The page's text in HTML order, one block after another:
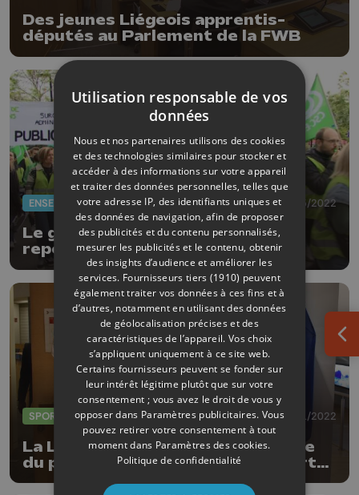
Des jeunes Liégeois apprentis-
députés au Parlement de la FWB
ENSEIGNEMENT 06/05/2022
Le gouvernement propose de
reporter d'un an la nouvelle
procédure d'évaluation des profs
SPORTS 27/01/2022
La Liégeoise Flore Hastir, lauréate
du prix pour la promotion du Sport
féminin
Utilisation responsable de vos
données
Nous et nos partenaires utilisons des cookies
et des technologies similaires pour stocker et
accéder à des informations sur votre appareil
et traiter des données personnelles, telles que
votre adresse IP, des identifiants uniques et
des données de navigation, afin de proposer
des publicités et du contenu personnalisés,
mesurer les publicités et le contenu, obtenir
des insights d’audience et améliorer les
services. Fournisseurs tiers (1910) peuvent
également traiter vos données à ces fins et à
d’autres, notamment en utilisant des données
de géolocalisation précises et des
caractéristiques de l’appareil. Vos choix
s’appliquent uniquement à ce site web.
Certains fournisseurs peuvent se fonder sur
leur intérêt légitime plutôt que sur votre
consentement ; vous avez le droit de vous y
opposer dans Paramètres publicitaires. Vous
pouvez retirer votre consentement à tout
moment dans Paramètres des cookies.
Politique de confidentialité